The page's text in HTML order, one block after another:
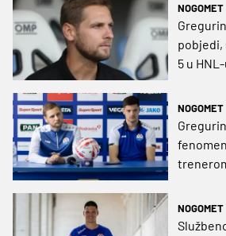
NOGOMET
pobjedi,
5 u
NOGOMET
podići
NOGOMET